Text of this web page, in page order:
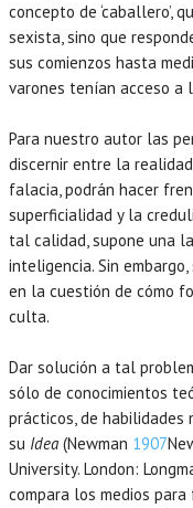
concepto de ‘caballero’,
sexista, sino que
sus comienzos hasta
varones tenían acceso a
Para nuestro autor las
discernir entre la
falacia, podrán hacer
superficialidad y la
tal calidad, supone una
inteligencia. Sin
en la cuestión de cómo
culta.
Dar solución a tal
sólo de conocimientos
prácticos, de habilidades
su Idea (Newman 1907
University. London:
compara los medios